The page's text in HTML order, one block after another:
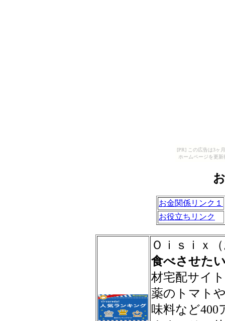
[PR] この広告は3ヶ
ホームページを更
お金関係リンク１
お役立ちリンク
Ｏｉｓｉｘ
食べさせた
材宅配サイ
薬のトマト
味料など400